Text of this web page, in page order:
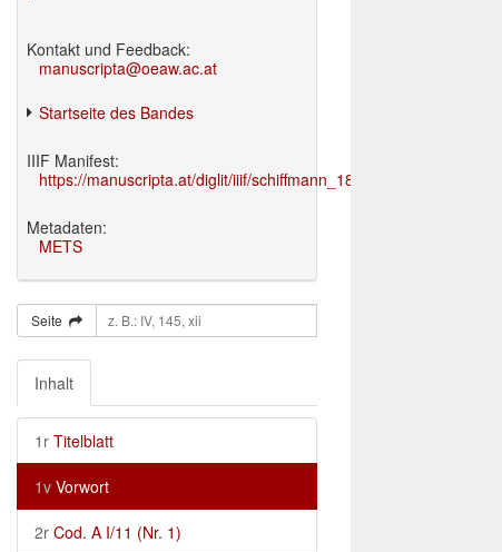
Kontakt und Feedback:
manuscripta@oeaw.ac.at
Startseite des Bandes
IIIF Manifest:
https://manuscripta.at/diglit/iiif/schiffmann_1895/manifest.json
Metadaten:
METS
Seite
Inhalt
1r Titelblatt
1v Vorwort
2r Cod. A I/11 (Nr. 1)